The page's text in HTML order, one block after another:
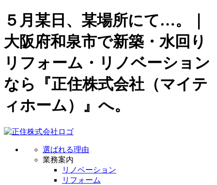
５月某日、某場所にて…。｜
大阪府和泉市で新築・水回り
リフォーム・リノベーション
なら『正住株式会社（マイテ
ィホーム）』へ。
選ばれる理由
業務案内
リノベーション
リフォーム